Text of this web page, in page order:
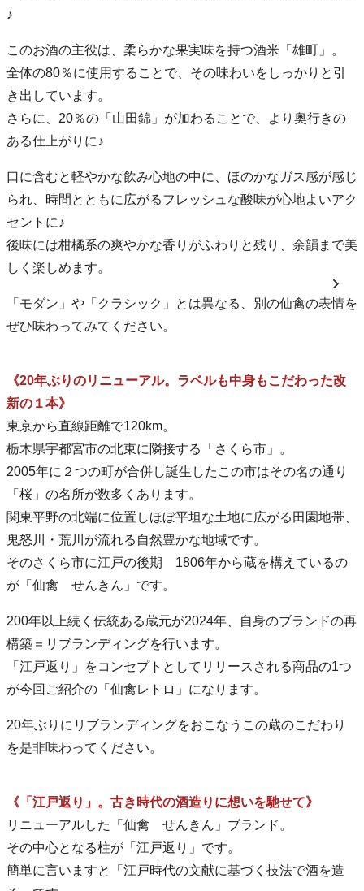
♪
このお酒の主役は、柔らかな果実味を持つ酒米「雄町」。
全体の80％に使用することで、その味わいをしっかりと引
き出しています。
さらに、20％の「山田錦」が加わることで、より奥行きの
ある仕上がりに♪
口に含むと軽やかな飲み心地の中に、ほのかなガス感が感じ
られ、時間とともに広がるフレッシュな酸味が心地よいアク
セントに♪
後味には柑橘系の爽やかな香りがふわりと残り、余韻まで美
しく楽しめます。
「モダン」や「クラシック」とは異なる、別の仙禽の表情を
ぜひ味わってみてください。
《20年ぶりのリニューアル。ラベルも中身もこだわった改
新の１本》
東京から直線距離で120km。
栃木県宇都宮市の北東に隣接する「さくら市」。
2005年に２つの町が合併し誕生したこの市はその名の通り
「桜」の名所が数多くあります。
関東平野の北端に位置しほぼ平坦な土地に広がる田園地帯、
鬼怒川・荒川が流れる自然豊かな地域です。
そのさくら市に江戸の後期 1806年から蔵を構えているの
が「仙禽 せんきん」です。
200年以上続く伝統ある蔵元が2024年、自身のブランドの再
構築＝リブランディングを行います。
「江戸返り」をコンセプトとしてリリースされる商品の1つ
が今回ご紹介の「仙禽レトロ」になります。
20年ぶりにリブランディングをおこなうこの蔵のこだわり
を是非味わってください。
《「江戸返り」。古き時代の酒造りに想いを馳せて》
リニューアルした「仙禽 せんきん」ブランド。
その中心となる柱が「江戸返り」です。
簡単に言いますと「江戸時代の文献に基づく技法で酒を造